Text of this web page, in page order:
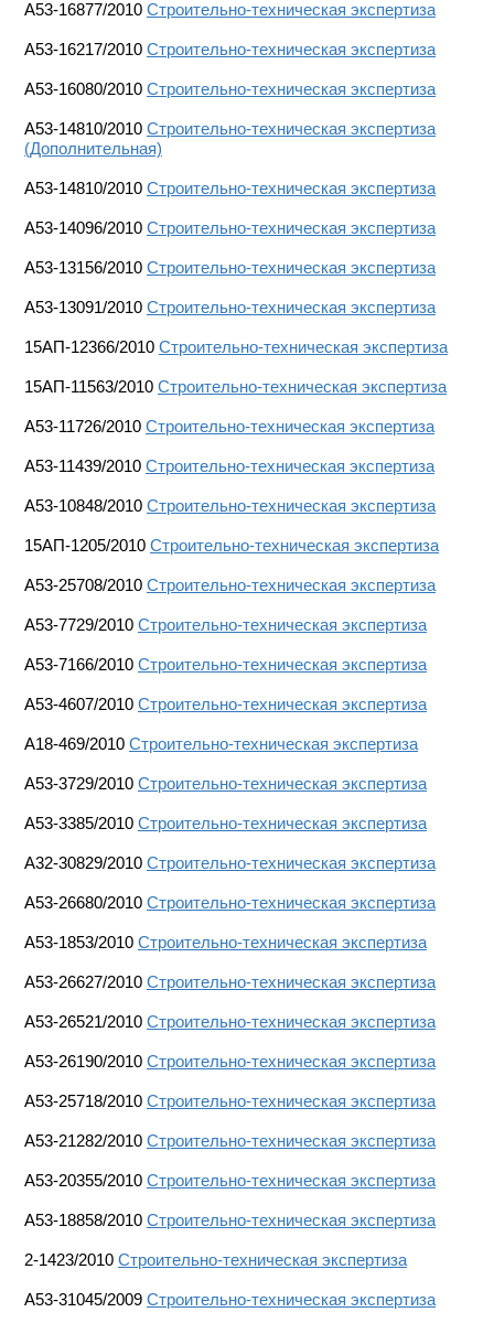
A53-16877/2010 Строительно-техническая экспертиза
A53-16217/2010 Строительно-техническая экспертиза
A53-16080/2010 Строительно-техническая экспертиза
A53-14810/2010 Строительно-техническая экспертиза
(Дополнительная)
A53-14810/2010 Строительно-техническая экспертиза
A53-14096/2010 Строительно-техническая экспертиза
A53-13156/2010 Строительно-техническая экспертиза
A53-13091/2010 Строительно-техническая экспертиза
15АП-12366/2010 Строительно-техническая экспертиза
15АП-11563/2010 Строительно-техническая экспертиза
A53-11726/2010 Строительно-техническая экспертиза
A53-11439/2010 Строительно-техническая экспертиза
A53-10848/2010 Строительно-техническая экспертиза
15АП-1205/2010 Строительно-техническая экспертиза
А53-25708/2010 Строительно-техническая экспертиза
A53-7729/2010 Строительно-техническая экспертиза
A53-7166/2010 Строительно-техническая экспертиза
A53-4607/2010 Строительно-техническая экспертиза
A18-469/2010 Строительно-техническая экспертиза
A53-3729/2010 Строительно-техническая экспертиза
A53-3385/2010 Строительно-техническая экспертиза
А32-30829/2010 Строительно-техническая экспертиза
A53-26680/2010 Строительно-техническая экспертиза
A53-1853/2010 Строительно-техническая экспертиза
А53-26627/2010 Строительно-техническая экспертиза
А53-26521/2010 Строительно-техническая экспертиза
А53-26190/2010 Строительно-техническая экспертиза
А53-25718/2010 Строительно-техническая экспертиза
А53-21282/2010 Строительно-техническая экспертиза
A53-20355/2010 Строительно-техническая экспертиза
А53-18858/2010 Строительно-техническая экспертиза
2-1423/2010 Строительно-техническая экспертиза
A53-31045/2009 Строительно-техническая экспертиза